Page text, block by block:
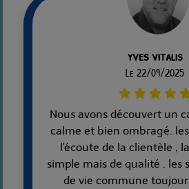
yves vitalis
Le 22/09/2025
Nous avons découvert un
calme et bien ombragé.
l'écoute de la clientèle ,
simple mais de qualité . les
de vie commune